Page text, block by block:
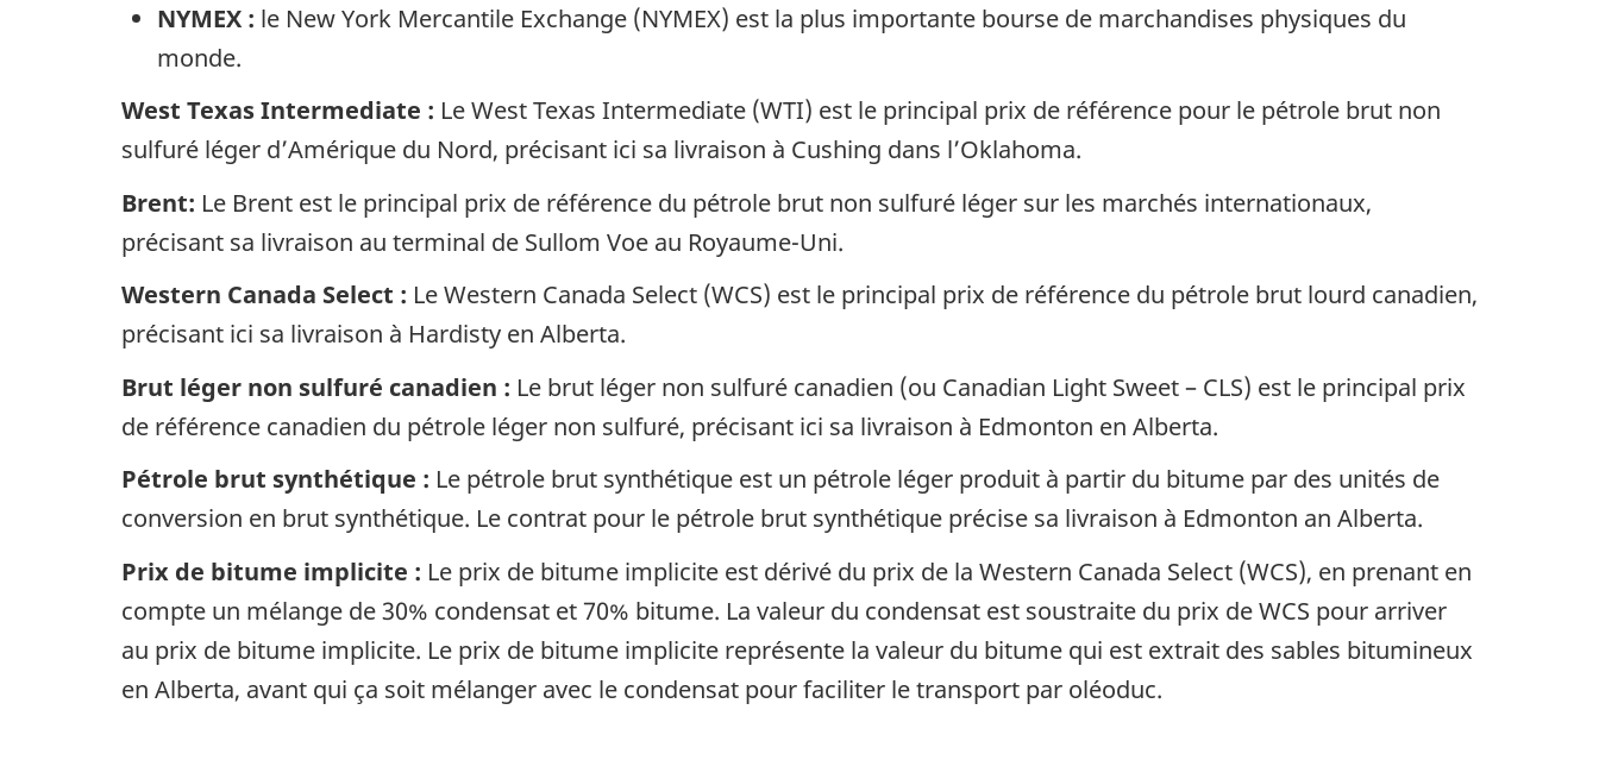
NYMEX : le New York Mercantile Exchange (NYMEX) est la plus importante bourse de marchandises physiques du
monde.
West Texas Intermediate : Le West Texas Intermediate (WTI) est le principal prix de référence pour le pétrole brut non
sulfuré léger d’Amérique du Nord, précisant ici sa livraison à Cushing dans l’Oklahoma.
Brent: Le Brent est le principal prix de référence du pétrole brut non sulfuré léger sur les marchés internationaux,
précisant sa livraison au terminal de Sullom Voe au Royaume-Uni.
Western Canada Select : Le Western Canada Select (WCS) est le principal prix de référence du pétrole brut lourd canadien,
précisant ici sa livraison à Hardisty en Alberta.
Brut léger non sulfuré canadien : Le brut léger non sulfuré canadien (ou Canadian Light Sweet – CLS) est le principal prix
de référence canadien du pétrole léger non sulfuré, précisant ici sa livraison à Edmonton en Alberta.
Pétrole brut synthétique : Le pétrole brut synthétique est un pétrole léger produit à partir du bitume par des unités de
conversion en brut synthétique. Le contrat pour le pétrole brut synthétique précise sa livraison à Edmonton an Alberta.
Prix de bitume implicite : Le prix de bitume implicite est dérivé du prix de la Western Canada Select (WCS), en prenant en
compte un mélange de 30% condensat et 70% bitume. La valeur du condensat est soustraite du prix de WCS pour arriver
au prix de bitume implicite. Le prix de bitume implicite représente la valeur du bitume qui est extrait des sables bitumineux
en Alberta, avant qui ça soit mélanger avec le condensat pour faciliter le transport par oléoduc.